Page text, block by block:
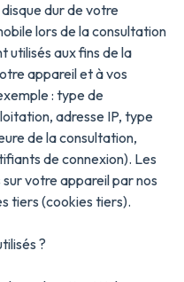
dur de votre
lors de la consultation
utilisés aux fins de la
appareil et à vos
: type de
adresse IP, type
de la consultation,
de connexion). Les
votre appareil par nos
tiers (cookies tiers).
?